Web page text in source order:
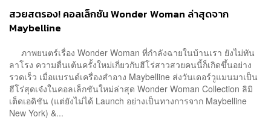
สวยสตรอง! คอลเล็กชัน Wonder Woman ล่าสุดจาก
Maybelline
ภาพยนตร์เรื่อง Wonder Woman ที่กำลังฉายในบ้านเรา ยังไม่ทัน
ลาโรง ความตื่นเต้นครั้งใหม่เกี่ยวกับฮีโร่สาวสวยคนนี้ก็เกิดขึ้นอย่าง
รวดเร็ว เมื่อแบรนด์เครื่องสำอาง Maybelline ส่งวันเดอร์วูแมนมาเป็น
ฮีโร่สุดเจ๋งในคอลเล็กชันใหม่ล่าสุด Wonder Woman Collection ลิมิ
เต็ดเอดิชัน (แต่ยังไม่ได้ Launch อย่างเป็นทางการจาก Maybelline
New York) &...